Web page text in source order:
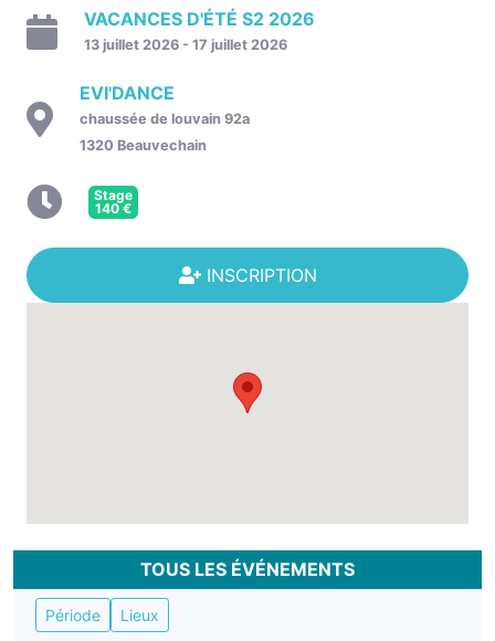
VACANCES D'ÉTÉ S2 2026
13 juillet 2026 - 17 juillet 2026
EVI'DANCE
chaussée de louvain 92a
1320 Beauvechain
Stage
140€
INSCRIPTION
TOUS LES ÉVÉNEMENTS
Période Lieux